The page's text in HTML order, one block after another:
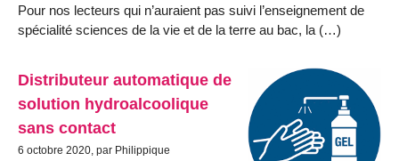
Pour nos lecteurs qui n’auraient pas suivi l’enseignement de
spécialité sciences de la vie et de la terre au bac, la (…)
Distributeur automatique de
solution hydroalcoolique
sans contact
6 octobre 2020, par Philippique